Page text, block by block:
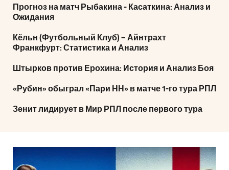
Прогноз на матч Рыбакина - Касаткина: Анализ и
Ожидания
Кёльн (Футбольный Клуб) – Айнтрахт
Франкфурт: Статистика и Анализ
Штырков против Ерохина: История и Анализ Боя
«Рубин» обыграл «Пари НН» в матче 1-го тура РПЛ
Зенит лидирует в Мир РПЛ после первого тура